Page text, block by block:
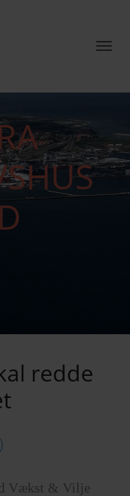
redde
Vækst & Vilje